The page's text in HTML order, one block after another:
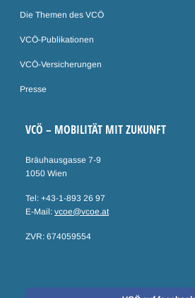
Die Themen des VCÖ
VCÖ-Publikationen
VCÖ-Versicherungen
Presse
VCÖ – MOBILITÄT MIT ZUKUNFT
Bräuhausgasse 7-9
1050 Wien
Tel: +43-1-893 26 97
E-Mail: vcoe@vcoe.at
ZVR: 674059554